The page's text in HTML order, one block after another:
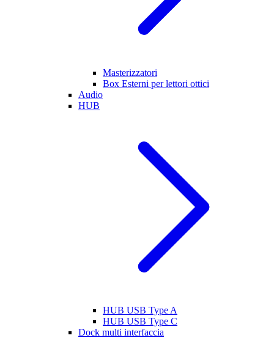
Masterizzatori
Box Esterni per lettori ottici
Audio
HUB
HUB USB Type A
HUB USB Type C
Dock multi interfaccia